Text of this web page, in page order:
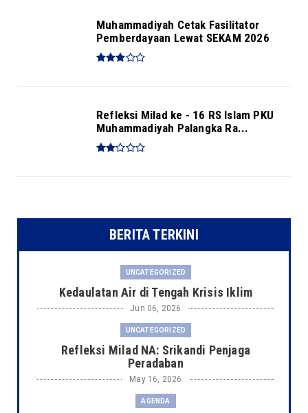
Muhammadiyah Cetak Fasilitator
Pemberdayaan Lewat SEKAM 2026
Refleksi Milad ke - 16 RS Islam PKU
Muhammadiyah Palangka Ra...
BERITA TERKINI
UNCATEGORIZED
Kedaulatan Air di Tengah Krisis Iklim
Jun 06, 2026
UNCATEGORIZED
Refleksi Milad NA: Srikandi Penjaga
Peradaban
May 16, 2026
AGENDA